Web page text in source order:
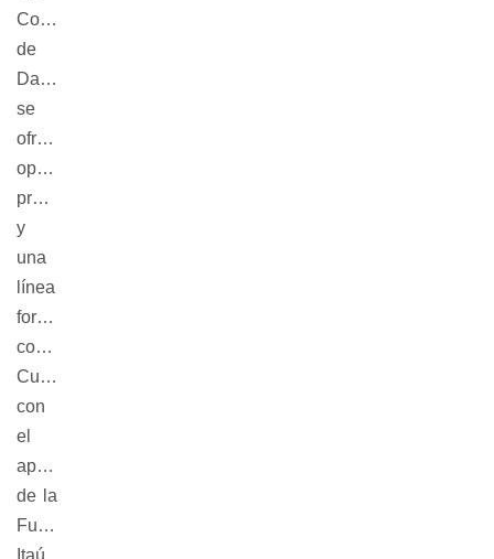
Compañía
de
Danza,
se
ofrece
oportunidades
profesionales
y
una
línea
formativa
continua.
Cuenta
con
el
apoyo
de la
Fundación
Itaú